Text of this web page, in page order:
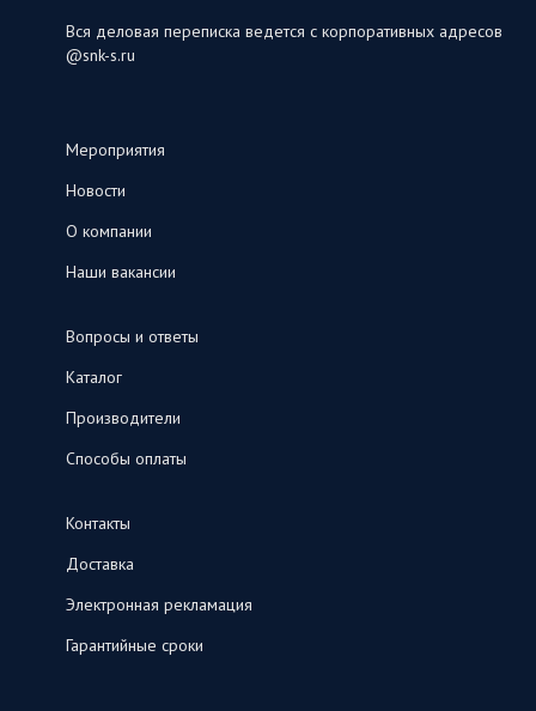
Вся деловая переписка ведется с корпоративных адресов
@snk-s.ru
Мероприятия
Новости
О компании
Наши вакансии
Вопросы и ответы
Каталог
Производители
Способы оплаты
Контакты
Доставка
Электронная рекламация
Гарантийные сроки